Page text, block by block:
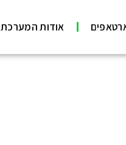
אודות המערכת